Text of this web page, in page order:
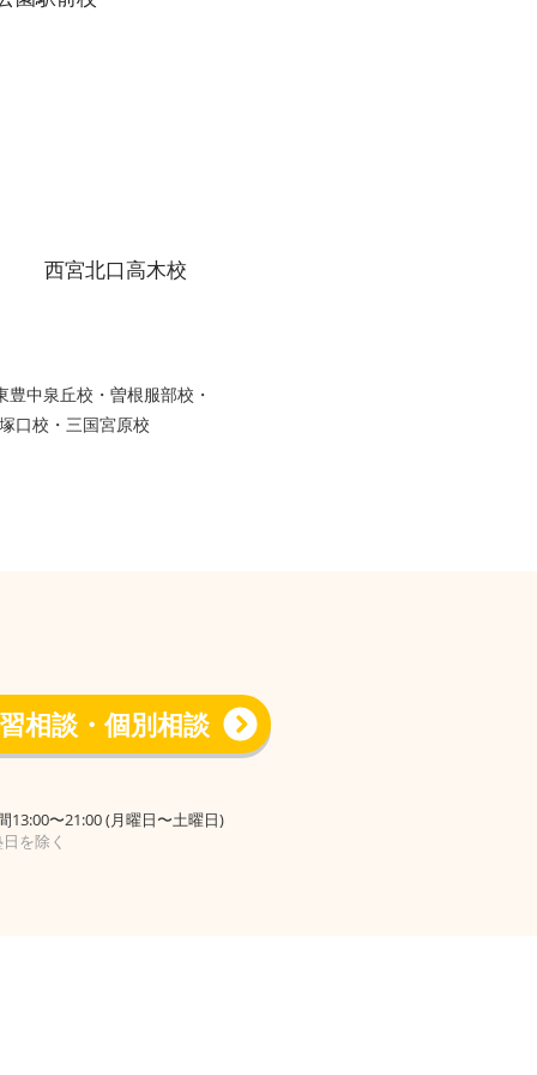
西宮北口高木校
中泉丘校・曽根服部校・
口校・三国宮原校
相談・個別相談
13:00〜21:00 (月曜日〜土曜日)
を除く